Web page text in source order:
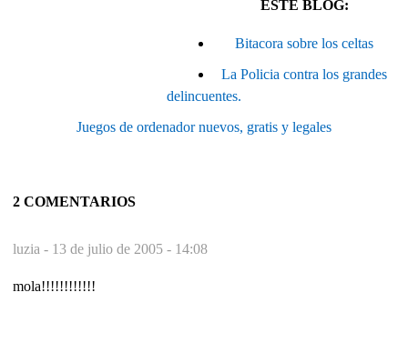
ESTE BLOG:
Bitacora sobre los celtas
La Policia contra los grandes
delincuentes.
Juegos de ordenador nuevos, gratis y legales
2 COMENTARIOS
luzia - 13 de julio de 2005 - 14:08
mola!!!!!!!!!!!!